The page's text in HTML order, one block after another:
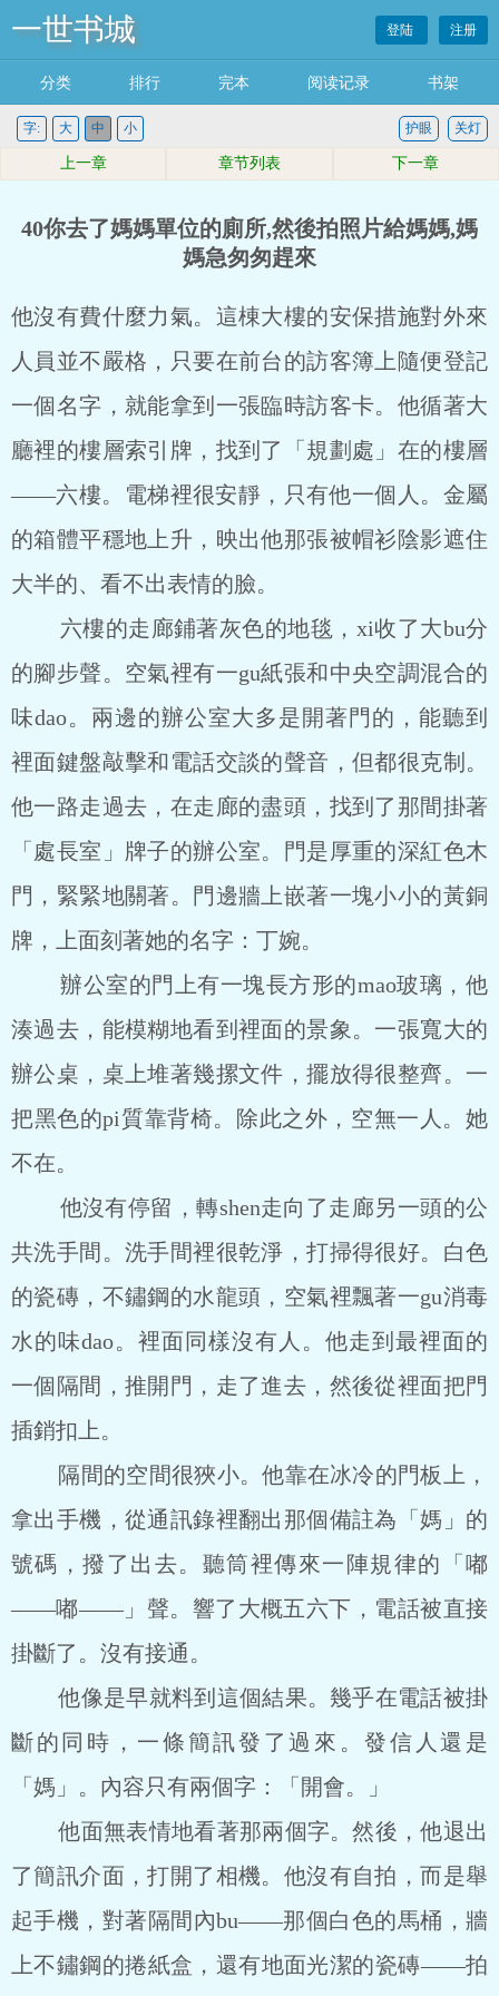
一世书城 登陆 注册
分类 排行 完本 阅读记录 书架
字: 大 中 小 关灯
护眼
上一章 章节列表 下一章
40你去了媽媽單位的廁所,然後拍照片給媽媽,媽
媽急匆匆趕來
他沒有費什麼力氣。這棟大樓的安保措施對外來
人員並不嚴格，只要在前台的訪客簿上隨便登記
一個名字，就能拿到一張臨時訪客卡。他循著大
廳裡的樓層索引牌，找到了「規劃處」在的樓層
——六樓。電梯裡很安靜，只有他一個人。金屬
的箱體平穩地上升，映出他那張被帽衫陰影遮住
大半的、看不出表情的臉。
六樓的走廊鋪著灰色的地毯，xi收了大bu分
的腳步聲。空氣裡有一gu紙張和中央空調混合的
味dao。兩邊的辦公室大多是開著門的，能聽到
裡面鍵盤敲擊和電話交談的聲音，但都很克制。
他一路走過去，在走廊的盡頭，找到了那間掛著
「處長室」牌子的辦公室。門是厚重的深紅色木
門，緊緊地關著。門邊牆上嵌著一塊小小的黃銅
牌，上面刻著她的名字：丁婉。
辦公室的門上有一塊長方形的mao玻璃，他
湊過去，能模糊地看到裡面的景象。一張寬大的
辦公桌，桌上堆著幾摞文件，擺放得很整齊。一
把黑色的pi質靠背椅。除此之外，空無一人。她
不在。
他沒有停留，轉shen走向了走廊另一頭的公
共洗手間。洗手間裡很乾淨，打掃得很好。白色
的瓷磚，不鏽鋼的水龍頭，空氣裡飄著一gu消毒
水的味dao。裡面同樣沒有人。他走到最裡面的
一個隔間，推開門，走了進去，然後從裡面把門
插銷扣上。
隔間的空間很狹小。他靠在冰冷的門板上，
拿出手機，從通訊錄裡翻出那個備註為「媽」的
號碼，撥了出去。聽筒裡傳來一陣規律的「嘟
——嘟——」聲。響了大概五六下，電話被直接
掛斷了。沒有接通。
他像是早就料到這個結果。幾乎在電話被掛
斷的同時，一條簡訊發了過來。發信人還是
「媽」。內容只有兩個字：「開會。」
他面無表情地看著那兩個字。然後，他退出
了簡訊介面，打開了相機。他沒有自拍，而是舉
起手機，對著隔間內bu——那個白色的馬桶，牆
上不鏽鋼的捲紙盒，還有地面光潔的瓷磚——拍